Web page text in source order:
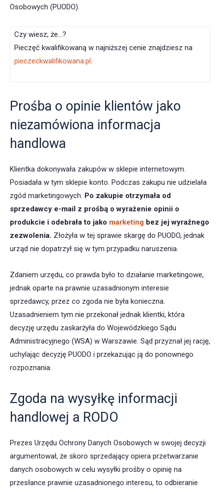
Osobowych (PUODO).
Czy wiesz, że…?
Pieczęć kwalifikowaną w najniższej cenie znajdziesz na
pieczeckwalifikowana.pl .
Prośba o opinie klientów jako
niezamówiona informacja
handlowa
Klientka dokonywała zakupów w sklepie internetowym.
Posiadała w tym sklepie konto. Podczas zakupu nie udzielała
zgód marketingowych. Po zakupie otrzymała od
sprzedawcy e-mail z prośbą o wyrażenie opinii o
produkcie i odebrała to jako marketing bez jej wyraźnego
zezwolenia. Złożyła w tej sprawie skargę do PUODO, jednak
urząd nie dopatrzył się w tym przypadku naruszenia.
Zdaniem urzędu, co prawda było to działanie marketingowe,
jednak oparte na prawnie uzasadnionym interesie
sprzedawcy, przez co zgoda nie była konieczna.
Uzasadnieniem tym nie przekonał jednak klientki, która
decyzję urzędu zaskarżyła do Wojewódzkiego Sądu
Administracyjnego (WSA) w Warszawie. Sąd przyznał jej rację,
uchylając decyzję PUODO i przekazując ją do ponownego
rozpoznania.
Zgoda na wysyłkę informacji
handlowej a RODO
Prezes Urzędu Ochrony Danych Osobowych w swojej decyzji
argumentował, że skoro sprzedający opiera przetwarzanie
danych osobowych w celu wysyłki prośby o opinię na
przesłance prawnie uzasadnionego interesu, to odbieranie